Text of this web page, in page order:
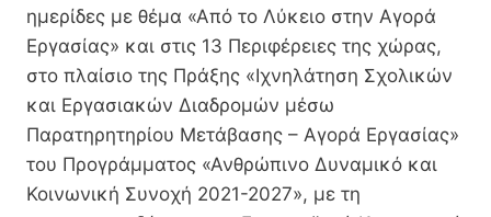
ημερίδες με θέμα «Από το Λύκειο στην Αγορά
Εργασίας» και στις 13 Περιφέρειες της χώρας,
στο πλαίσιο της Πράξης «Ιχνηλάτηση Σχολικών
και Εργασιακών Διαδρομών μέσω
Παρατηρητηρίου Μετάβασης – Αγορά Εργασίας»
του Προγράμματος «Ανθρώπινο Δυναμικό και
Κοινωνική Συνοχή 2021-2027», με τη